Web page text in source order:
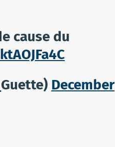
cause du
December